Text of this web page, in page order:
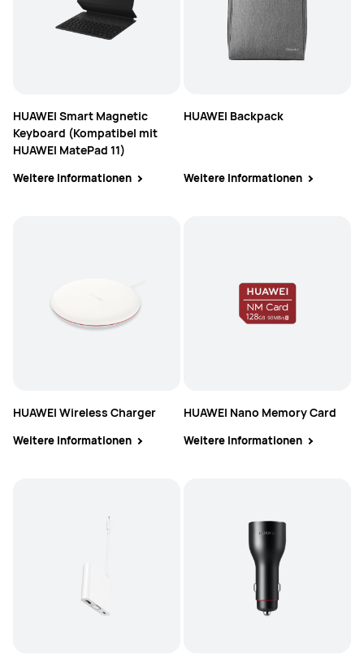
HUAWEI Smart Magnetic
Keyboard (Kompatibel mit
HUAWEI MatePad 11)
Weitere Informationen
HUAWEI Backpack
Weitere Informationen
HUAWEI Wireless Charger
Weitere Informationen
HUAWEI Nano Memory Card
Weitere Informationen